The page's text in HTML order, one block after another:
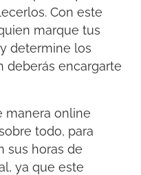
Con este
marque tus
determine los
deberás encargarte
manera online
todo, para
sus horas de
ya que este